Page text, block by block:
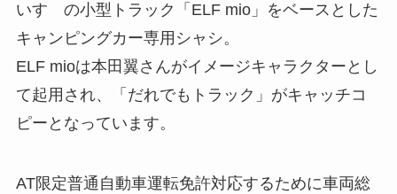
いすゞの小型トラック「ELF mio」をベースとした
キャンピングカー専用シャシ。
ELF mioは本田翼さんがイメージキャラクターとし
て起用され、「だれでもトラック」がキャッチコ
ピーとなっています。
AT限定普通自動車運転免許対応するために車両総